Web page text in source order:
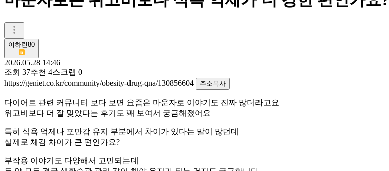
이하린80
2026.05.28 14:46
조회 37추천 4스크랩 0
https://geniet.co.kr/community/obesity-drug-qna/130856604
주소복사
다이어트 관련 커뮤니티 보다 보면 요즘은 마운자로 이야기도 진짜 많더라고요
위고비보다 더 잘 맞았다는 후기도 꽤 보여서 궁금해졌어요
특히 식욕 억제나 포만감 유지 부분에서 차이가 있다는 말이 많던데
실제로 체감 차이가 큰 편인가요?
부작용 이야기도 다양해서 고민되는데